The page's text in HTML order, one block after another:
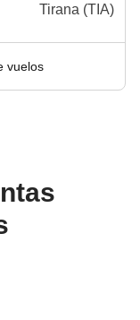
Tirana (TIA)
vuelos